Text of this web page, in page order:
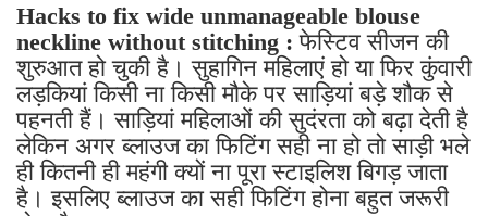
Hacks to fix wide unmanageable blouse
neckline without stitching :फेस्टिव सीजन की
शुरुआत हो चुकी है। सुहागिन महिलाएं हो या फिर कुंवारी
लड़कियां किसी ना किसी मौके पर साड़ियां बड़े शौक से
पहनती हैं। साड़ियां महिलाओं की सुदंरता को बढ़ा देती है
लेकिन अगर ब्लाउज का फिटिंग सही ना हो तो साड़ी भले
ही कितनी ही महंगी क्यों ना पूरा स्टाइलिश बिगड़ जाता
है। इसलिए ब्लाउज का सही फिटिंग होना बहुत जरूरी